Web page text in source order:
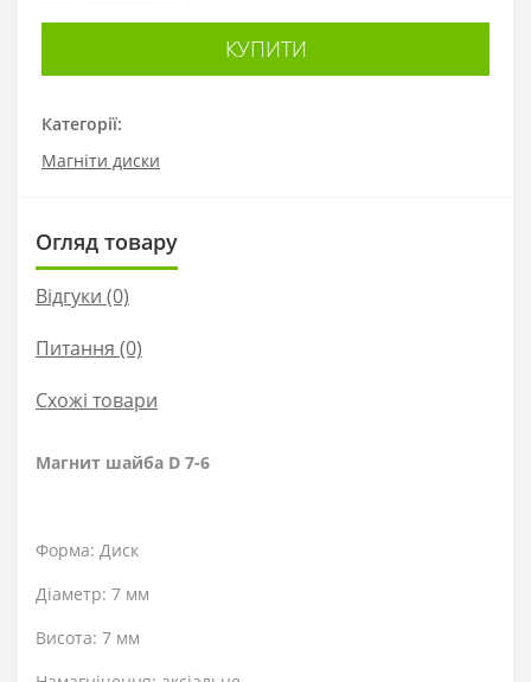
Категорії:
Магніти диски
КУПИТИ
Огляд товару
Відгуки (0)
Питання (0)
Схожі товари
Магнит шайба D 7-6
Форма: Диск
Діаметр: 7 мм
Висота: 7 мм